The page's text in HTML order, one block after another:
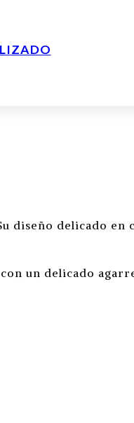
diseño delicado en
un delicado